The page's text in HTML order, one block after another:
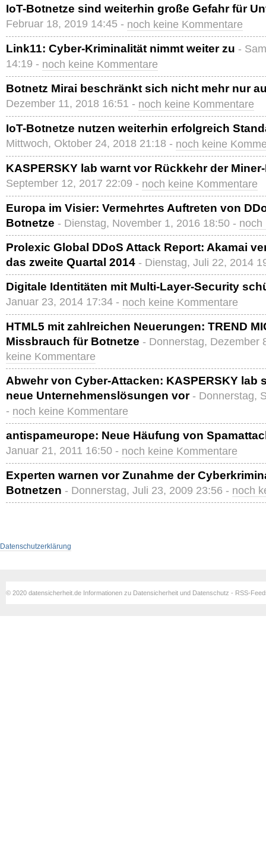
IoT-Botnetze sind weiterhin große Gefahr für
Februar 18, 2019 14:45 - noch keine Kommentare
Link11: Cyber-Kriminalität nimmt weiter zu -
14:19 - noch keine Kommentare
Botnetz Mirai beschränkt sich nicht mehr nur
Dezember 11, 2018 16:51 - noch keine Kommentare
IoT-Botnetze nutzen weiterhin erfolgreich
Mittwoch, Oktober 24, 2018 21:18 - noch keine
KASPERSKY lab warnt vor Rückkehr der
September 12, 2017 22:09 - noch keine Kommentare
Europa im Visier: Vermehrtes Auftreten von
Botnetze - Dienstag, November 1, 2016 18:50 - noch
Prolexic Global DDoS Attack Report: Akamai
das zweite Quartal 2014 - Dienstag, Juli 22, 2014
Digitale Identitäten mit Multi-Layer-Security
Januar 23, 2014 17:34 - noch keine Kommentare
HTML5 mit zahlreichen Neuerungen: TREND
Missbrauch für Botnetze - Donnerstag, Dezember
keine Kommentare
Abwehr von Cyber-Attacken: KASPERSKY lab
neue Unternehmenslösungen vor - Donnerstag,
- noch keine Kommentare
antispameurope: Neue Häufung von
Januar 21, 2011 16:50 - noch keine Kommentare
Experten warnen vor Zunahme der
Botnetzen - Donnerstag, Juli 23, 2009 23:56 - noch
Datenschutzerklärung
© 2020 datensicherheit.de Informationen zu Datensicherheit und Datenschutz - RSS-